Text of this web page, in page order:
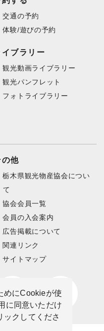
めにCookieが使
に同意いただけ
ックしてくださ
交通の予約
体験/遊びの予約
イブラリー
観光動画ライブラリー
観光パンフレット
フォトライブラリー
の他
栃木県観光物産協会につい
て
協会会員一覧
会員の入会案内
広告掲載について
関連リンク
サイトマップ